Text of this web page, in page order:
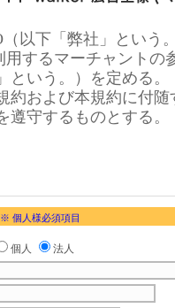
※ 個人様必須項目
個人
法人